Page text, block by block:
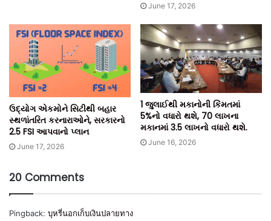
June 17, 2026
ઉદ્યોગ એકમોને સિટીથી બહાર
સ્થળાંતરિત કરનારાઓને, સરકારનો
2.5 FSI આપવાનો પ્લાન
June 17, 2026
1 જુલાઈથી મકાનોની કિંમતમાં
5%નો વધારો થશે, 70 લાખના
મકાનમાં 3.5 લાખનો વધારો થશે.
June 16, 2026
20 Comments
Pingback: บุหรี่นอกเก็บเงินปลายทาง